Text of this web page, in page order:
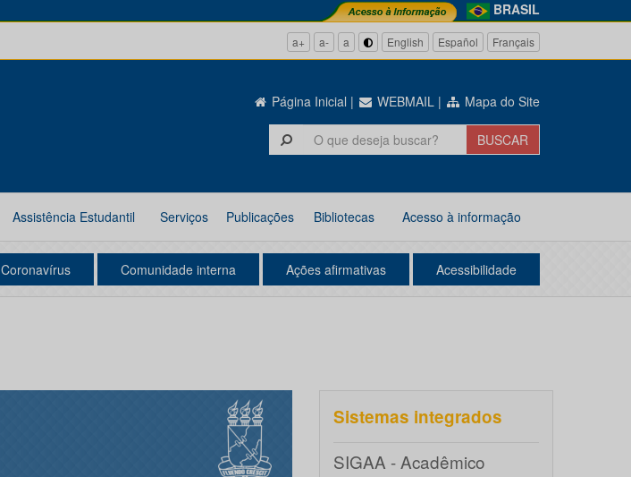
BRASIL
a+ a- a English Español Français
Página Inicial | WEBMAIL | Mapa do Site
Assistência Estudantil Serviços Publicações Bibliotecas Acesso à informação
Coronavírus Comunidade interna Ações afirmativas Acessibilidade
Sistemas integrados
SIGAA - Acadêmico